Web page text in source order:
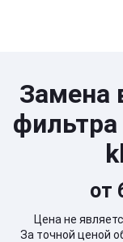
Замена
от
Цена не
За точной ценой